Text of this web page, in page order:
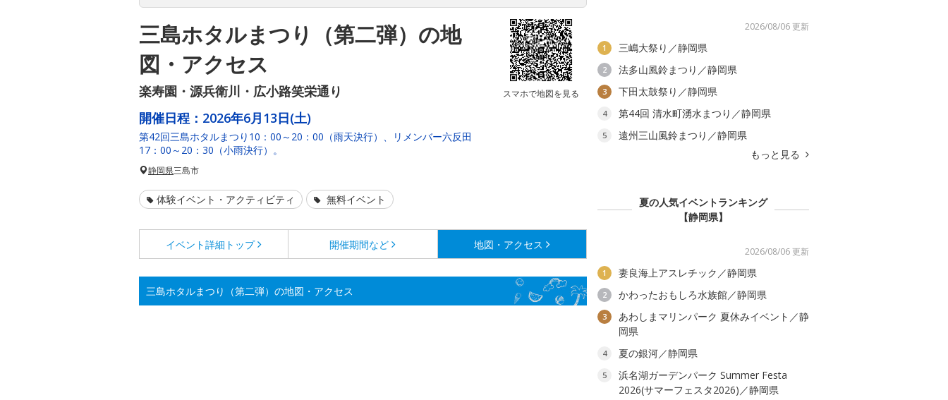
三島ホタルまつり（第二弾）の地
図・アクセス
楽寿園・源兵衛川・広小路笑栄通り スマホで地図を見る
開催日程： 2026年6月13日(土)
第42回三島ホタルまつり10：00～20：00（雨天決行）、リメンバー六反田
17：00～20：30（小雨決行）。
静岡県三島市
体験イベント・アクティビティ 無料イベント
イベント詳細 トップ 開催期間など 地図・アクセス
三島ホタルまつり（第二弾）の地図・アクセス
2026/08/06 更新
1 三嶋大祭り／静岡県
2 法多山風鈴まつり／静岡県
3 下田太鼓祭り／静岡県
4 第44回 清水町湧水まつり／静岡県
5
遠州三山風鈴まつり／静岡県
もっと見る
夏の人気イベントランキング
【静岡県】
2026/08/06 更新
1 妻良海上アスレチック／静岡県
2 かわったおもしろ水族館／静岡県
3
あわしまマリンパーク 夏休みイベント／静
岡県
4 夏の銀河／静岡県
5
浜名湖ガーデンパーク Summer Festa
2026(サマーフェスタ2026)／静岡県